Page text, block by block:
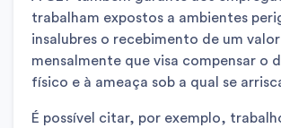
trabalham expostos a ambientes
insalubres o recebimento de um
mensalmente que visa compensar o
físico e à ameaça sob a qual se
É possível citar, por exemplo,